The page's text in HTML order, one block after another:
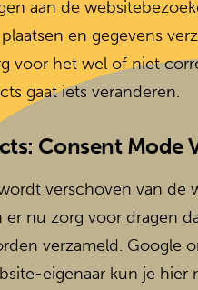
aan de
en gegevens
voor het wel of niet
gaat iets veranderen.
Consent Mode
verschoven van de
nu zorg voor dragen
verzameld. Google
eigenaar kun je